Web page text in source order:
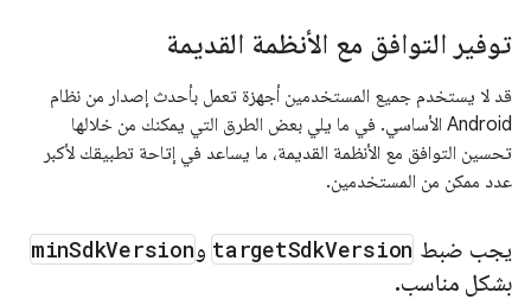
توفير التوافق مع الأنظمة القديمة
قد لا يستخدم جميع المستخدمين أجهزة تعمل بأحدث إصدار من نظام
Android الأساسي. في ما يلي بعض الطرق التي يمكنك من خلالها
تحسين التوافق مع الأنظمة القديمة، ما يساعد في إتاحة تطبيقك لأكبر
عدد ممكن من المستخدمين.
يجب ضبط targetSdkVersion و minSdkVersion
بشكل مناسب.